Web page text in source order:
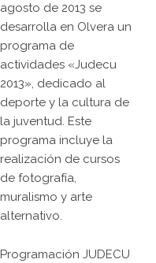
agosto de 2013 se
desarrolla en Olvera un
programa de
actividades «Judecu
2013», dedicado al
deporte y la cultura de
la juventud. Este
programa incluye la
realización de cursos
de fotografía,
muralismo y arte
alternativo.
Programación JUDECU